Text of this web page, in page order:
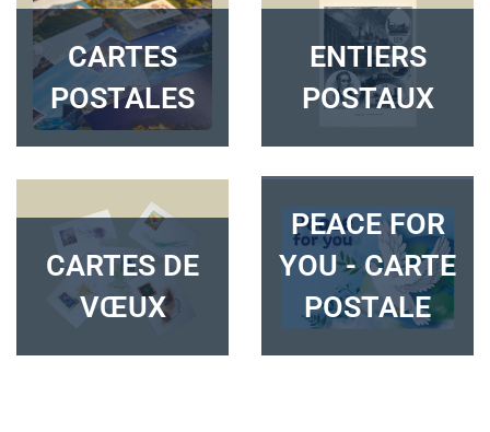
CARTES
POSTALES
ENTIERS
POSTAUX
CARTES DE
VŒUX
PEACE FOR
YOU - CARTE
POSTALE